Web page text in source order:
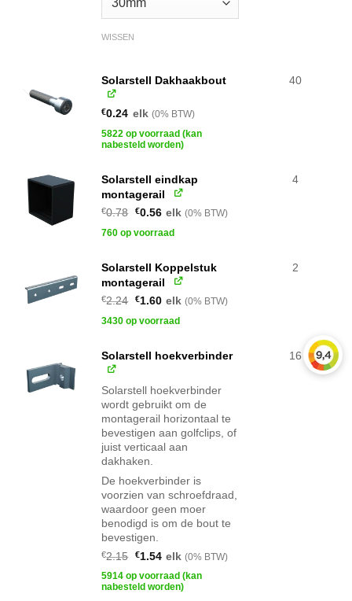
WISSEN
Solarstell Dakhaakbout
€0.24 elk (0% BTW)
5822 op voorraad (kan
nabesteld worden)
40
Solarstell eindkap
montagerail
€0.78 Oorspronkelijke
was:
€0.56Huidige
is:
elk (0% BTW)
760 op voorraad
4
Solarstell Koppelstuk
montagerail
€2.24 Oorspronkelijke
was:
€1.60Huidige
is:
elk (0% BTW)
3430 op voorraad
2
Solarstell hoekverbinder
Solarstell hoekverbinder
wordt gebruikt om de
montagerail horizontaal te
bevestigen aan golfclips, of
juist verticaal aan
dakhaken.
De hoekverbinder is
voorzien van schroefdraad,
waardoor geen moer
benodigd is om de bout te
bevestigen.
€2.15 Oorspronkelijke
was:
€2.15.
€1.54Huidige
is:
€1.54.
elk (0% BTW)
5914 op voorraad (kan
nabesteld worden)
16